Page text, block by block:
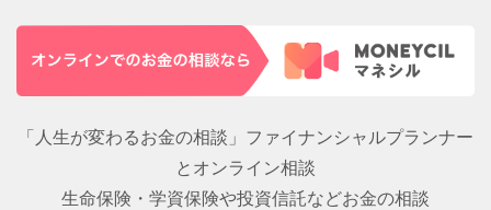
「人生が変わるお金の相談」ファイナンシャルプランナー
とオンライン相談
生命保険・学資保険や投資信託などお金の相談